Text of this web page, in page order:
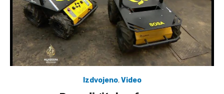
Izdvojeno,Video